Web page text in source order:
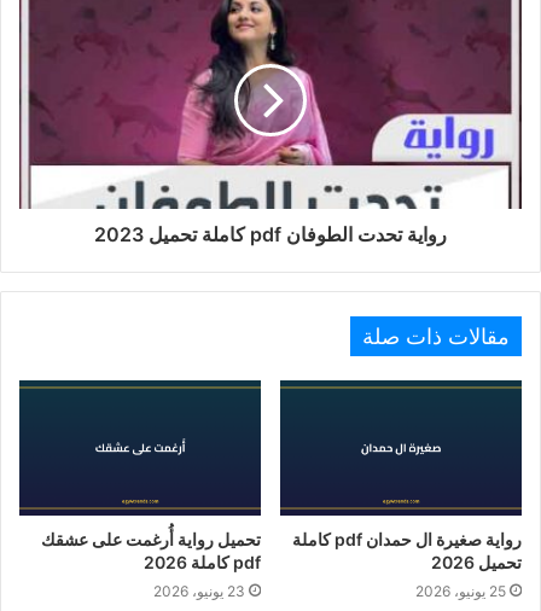
رواية تحدت الطوفان pdf كاملة تحميل 2023
مقالات ذات صلة
رواية صغيرة ال حمدان pdf كاملة
تحميل 2026
25 يونيو، 2026
تحميل رواية أُرغمت على عشقك
pdf كاملة 2026
23 يونيو، 2026